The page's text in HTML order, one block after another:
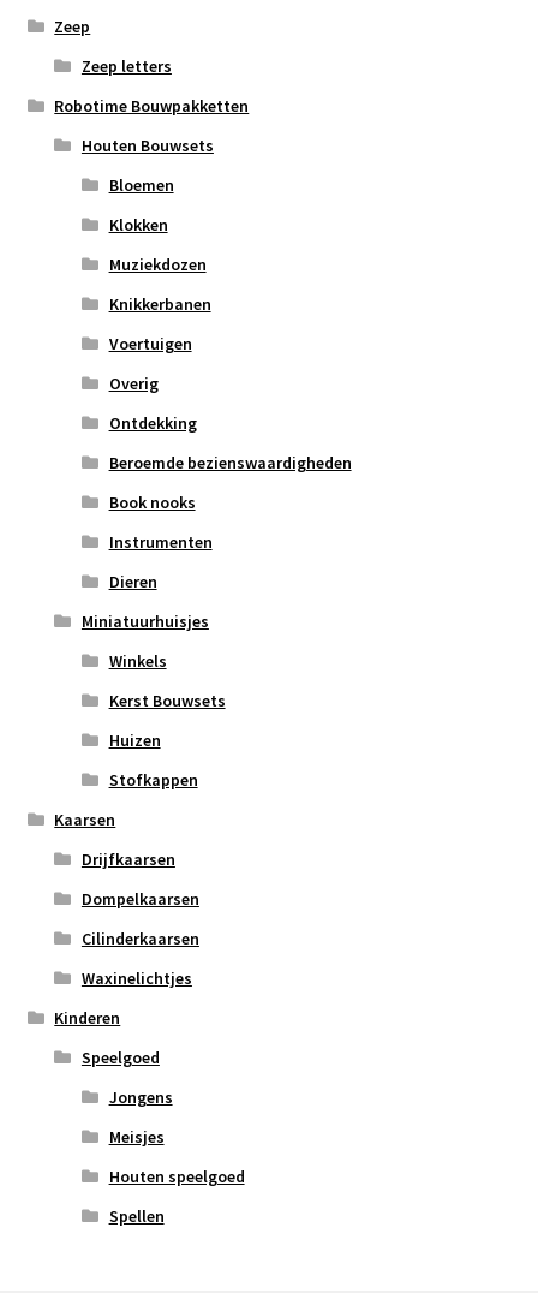
Zeep
Zeep letters
Robotime Bouwpakketten
Houten Bouwsets
Bloemen
Klokken
Muziekdozen
Knikkerbanen
Voertuigen
Overig
Ontdekking
Beroemde bezienswaardigheden
Book nooks
Instrumenten
Dieren
Miniatuurhuisjes
Winkels
Kerst Bouwsets
Huizen
Stofkappen
Kaarsen
Drijfkaarsen
Dompelkaarsen
Cilinderkaarsen
Waxinelichtjes
Kinderen
Speelgoed
Jongens
Meisjes
Houten speelgoed
Spellen